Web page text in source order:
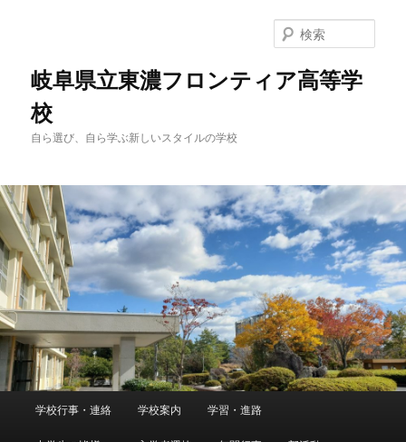
岐阜県立東濃フロンティア高等学
校
自ら選び、自ら学ぶ新しいスタイルの学校
索
メ
学校行事・連絡 学校案内 学習・進路